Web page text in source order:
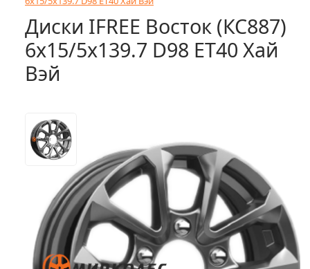
Диски IFREE Восток (КС887)
6x15/5x139.7 D98 ET40 Хай
Вэй